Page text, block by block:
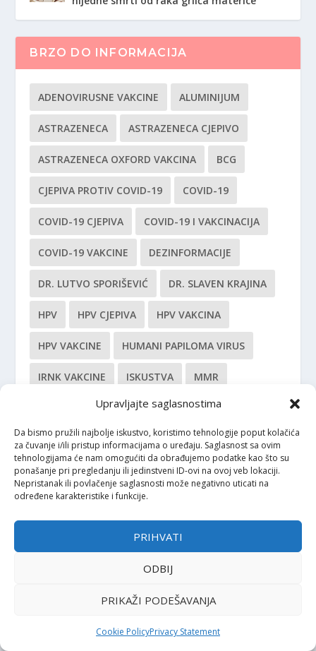
Upravljajte saglasnostima
Da bismo pružili najbolje iskustvo, koristimo tehnologije poput kolačića
za čuvanje i/ili pristup informacijama o uređaju. Saglasnost sa ovim
tehnologijama će nam omogućiti da obrađujemo podatke kao što su
ponašanje pri pregledanju ili jedinstveni ID-ovi na ovoj veb lokaciji.
Nepristanak ili povlačenje saglasnosti može negativno uticati na
određene karakteristike i funkcije.
PRIHVATI
ODBIJ
PRIKAŽI PODEŠAVANJA
Cookie PolicyPrivacy Statement
BRZO DO INFORMACIJA
ADENOVIRUSNE VAKCINE ALUMINIJUM
ASTRAZENECA ASTRAZENECA CJEPIVO
ASTRAZENECA OXFORD VAKCINA BCG
CJEPIVA PROTIV COVID-19 COVID-19
COVID-19 CJEPIVA COVID-19 I VAKCINACIJA
COVID-19 VAKCINE DEZINFORMACIJE
DR. LUTVO SPORIŠEVIĆ DR. SLAVEN KRAJINA
HPV HPV CJEPIVA HPV VAKCINA
HPV VAKCINE HUMANI PAPILOMA VIRUS
IRNK VAKCINE ISKUSTVA MMR
MMR VAKCINA MODERNA
MODERNA VAKCINA MORBILI MPR
MRNA CJEPIVA MRNA VAKCINE MRP
PENTAXIM PFIZER
PFIZER VAKCINA (FAJZER VAKCINA)
RAK GRLIĆA MATERICE SASTAV VAKCINA
SIGURNOST VAKCINA SPUTNJIK V
VAKCINACIJA